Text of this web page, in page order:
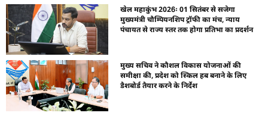
खेल महाकुंभ 2026ः 01 सितंबर से सजेगा
मुख्यमंत्री चौम्पियनशिप ट्रॉफी का मंच, न्याय
पंचायत से राज्य स्तर तक होगा प्रतिभा का प्रदर्शन
मुख्य सचिव ने कौशल विकास योजनाओं की
समीक्षा की, प्रदेश को स्किल हब बनाने के लिए
डैशबोर्ड तैयार करने के निर्देश